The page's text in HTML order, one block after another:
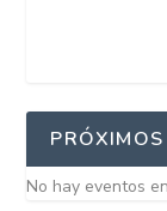
No hay eventos